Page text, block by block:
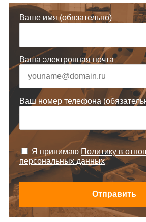
Ваше имя (обязательно)
Ваша электронная почта
Ваш номер телефона
Я принимаю Политику в
персональных данных
Отправить